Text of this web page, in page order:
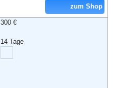
AGB
zum Shop
300 €
14 Tage